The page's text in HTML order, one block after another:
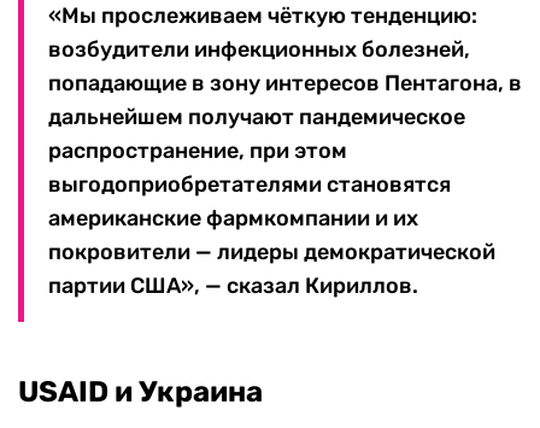
«Мы прослеживаем чёткую тенденцию:
возбудители инфекционных болезней,
попадающие в зону интересов Пентагона, в
дальнейшем получают пандемическое
распространение, при этом
выгодоприобретателями становятся
американские фармкомпании и их
покровители — лидеры демократической
партии США», — сказал Кириллов.
USAID и Украина